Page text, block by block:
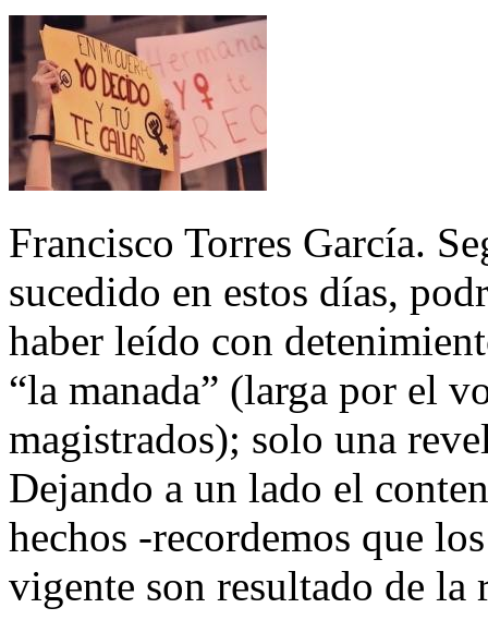
Francisco Torres García.
sucedido en estos días,
haber leído con
“la manada” (larga por el
magistrados); solo una
Dejando a un lado el
hechos -recordemos que
vigente son resultado de